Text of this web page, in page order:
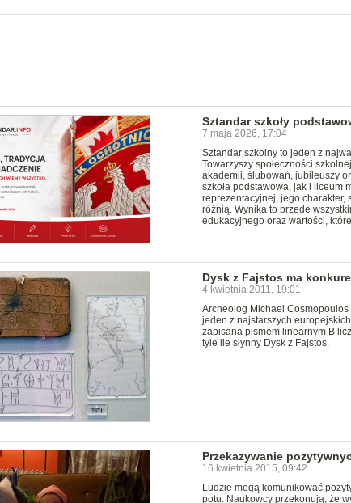
Sztandar szkoły
7 maja 2026, 17:04
Sztandar szkolny to jeden z
Towarzyszy społeczności
akademii, ślubowań, jubileuszy
szkoła podstawowa, jak i liceum
reprezentacyjnej, jego charakter,
różnią. Wynika to przede
edukacyjnego oraz wartości,
Dysk z Fajstos ma
4 kwietnia 2011, 19:01
Archeolog Michael Cosmopoulos
jeden z najstarszych
zapisana pismem linearnym B
tyle ile słynny Dysk z Fajstos.
Przekazywanie
16 kwietnia 2015, 09:42
Ludzie mogą komunikować
potu. Naukowcy przekonują, że